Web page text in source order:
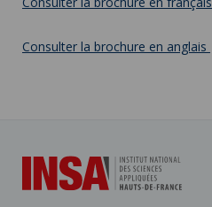
Consulter la brochure en anglais